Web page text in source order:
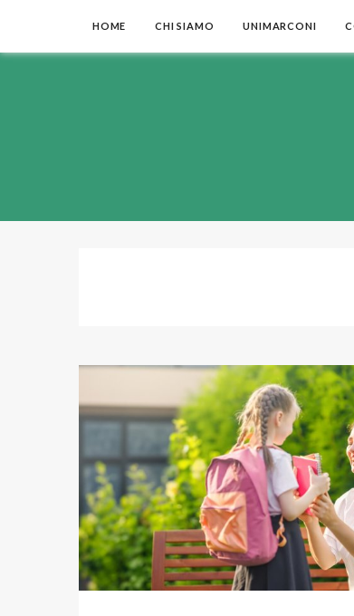
HOME CHI SIAMO UNIMARCONI